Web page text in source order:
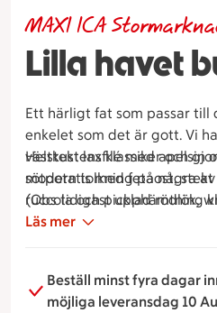
Lilla havet
MAXI ICA
Ett härligt fat som passar till
enkelet som det är gott. Vi
västkustens klassiker och
modern tolkning på några
Helstekt laxfilé med apelsin
sötpotatis med fetaost,
ruccola och picklad rödlök,
lax och pepparrot, grön
(Obs tidigast upphämtning
Läs mer
Beställ minst fyra dagar
möjliga leveransdag 10